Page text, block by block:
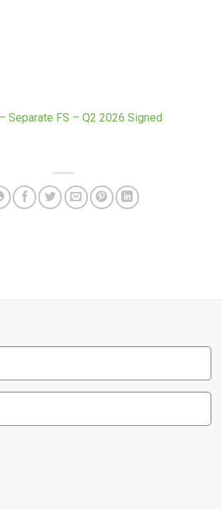
Separate FS – Q2 2026 Signed